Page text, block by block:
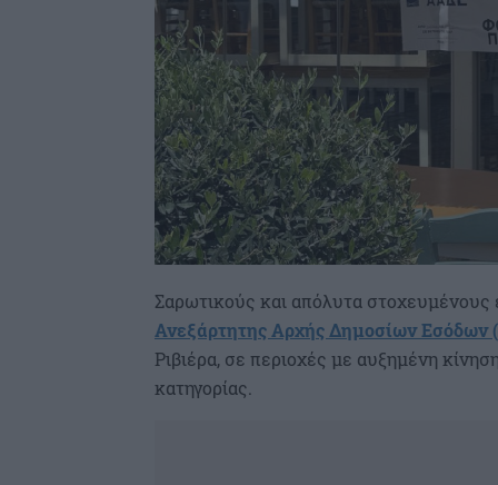
Σαρωτικούς και απόλυτα στοχευμένους
Ανεξάρτητης Αρχής Δημοσίων Εσόδων
Ριβιέρα, σε περιοχές με αυξημένη
κατηγορίας.